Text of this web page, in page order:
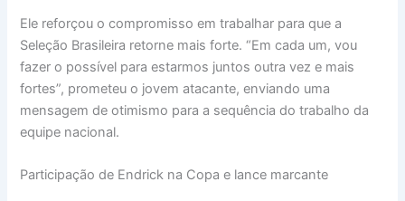
Ele reforçou o compromisso em trabalhar para que a
Seleção Brasileira retorne mais forte. “Em cada um, vou
fazer o possível para estarmos juntos outra vez e mais
fortes”, prometeu o jovem atacante, enviando uma
mensagem de otimismo para a sequência do trabalho da
equipe nacional.
Participação de Endrick na Copa e lance marcante